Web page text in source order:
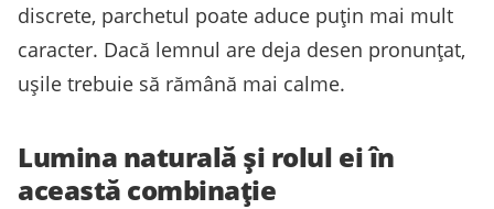
discrete, parchetul poate aduce puțin mai mult
caracter. Dacă lemnul are deja desen pronunțat,
ușile trebuie să rămână mai calme.
Lumina naturală și rolul ei în
această combinație